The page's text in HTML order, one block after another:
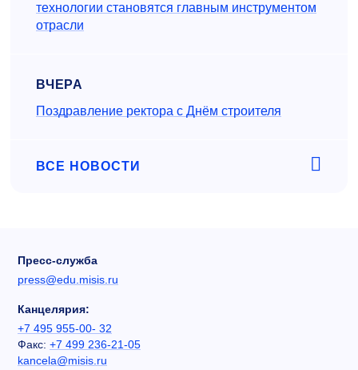
технологии становятся главным инструментом
отрасли
ВЧЕРА
Поздравление ректора с Днём строителя
ВСЕ НОВОСТИ
Пресс-служба
press@edu.misis.ru
Канцелярия:
+7 495 955-00- 32
Факс: +7 499 236-21-05
kancela@misis.ru